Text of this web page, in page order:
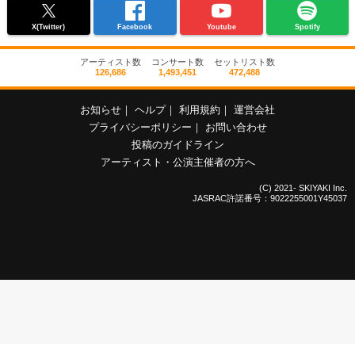
X(Twitter) Facebook Youtube Spotify
アーティスト数
126,686
コンサート数
1,493,451
セットリスト数
472,488
お知らせ ｜ ヘルプ｜ 利用規約 ｜ 運営会社
プライバシーポリシー ｜
お問い合わせ
投稿のガイドライン
アーティスト・公演主催者の方へ
(C) 2021- SKIYAKI Inc.
JASRAC許諾番号：9022255001Y45037